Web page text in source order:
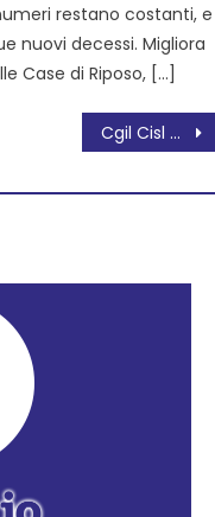
restano costanti, e
nuovi decessi. Migliora
Case di Riposo, […]
Cgil Cisl Uil Rovigo: le buone pratiche di negoziazione sociale tra Sindacati Confederali ed Istituzioni locali aiutano i cittadini.